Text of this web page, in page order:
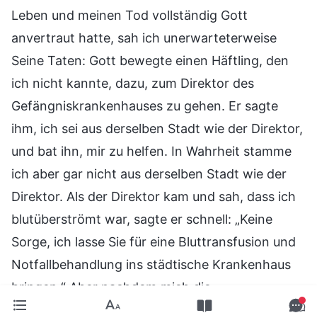
Leben und meinen Tod vollständig Gott
anvertraut hatte, sah ich unerwarteterweise
Seine Taten: Gott bewegte einen Häftling, den
ich nicht kannte, dazu, zum Direktor des
Gefängniskrankenhauses zu gehen. Er sagte
ihm, ich sei aus derselben Stadt wie der Direktor,
und bat ihn, mir zu helfen. In Wahrheit stamme
ich aber gar nicht aus derselben Stadt wie der
Direktor. Als der Direktor kam und sah, dass ich
blutüberströmt war, sagte er schnell: „Keine
Sorge, ich lasse Sie für eine Bluttransfusion und
Notfallbehandlung ins städtische Krankenhaus
bringen.“ Aber nachdem mich die
Gefängniswärter ins städtische Krankenhaus